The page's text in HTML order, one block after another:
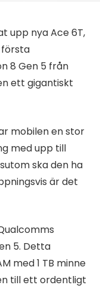
upp nya Ace 6T,
8 Gen 5 från
ett gigantiskt
mobilen en stor
med upp till
ska den ha
är det
5. Detta
med 1 TB minne
till ett ordentligt